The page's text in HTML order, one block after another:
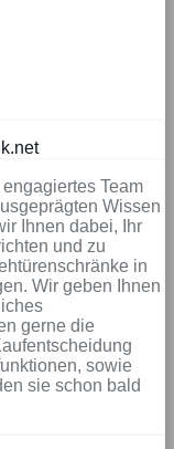
Team
Wissen
Ihnen dabei, Ihr
und zu
in
Wir geben Ihnen
gerne die
sowie
sie schon bald